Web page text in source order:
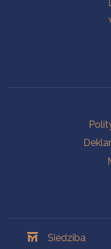
Siedziba